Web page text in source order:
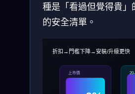
種是「看過但覺得貴
的安全清單。
折扣→門檻下降→安裝/升級更快
上市價